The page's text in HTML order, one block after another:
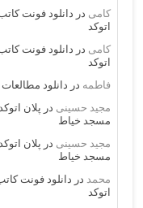
کامی در دانلود فونت
اتوکد
کامی در دانلود فونت
اتوکد
فاطمه در دانلود
مجید حسینی در پلان
مسجد خیاط
مجید حسینی در پلان
مسجد خیاط
محمد در دانلود فونت
اتوکد